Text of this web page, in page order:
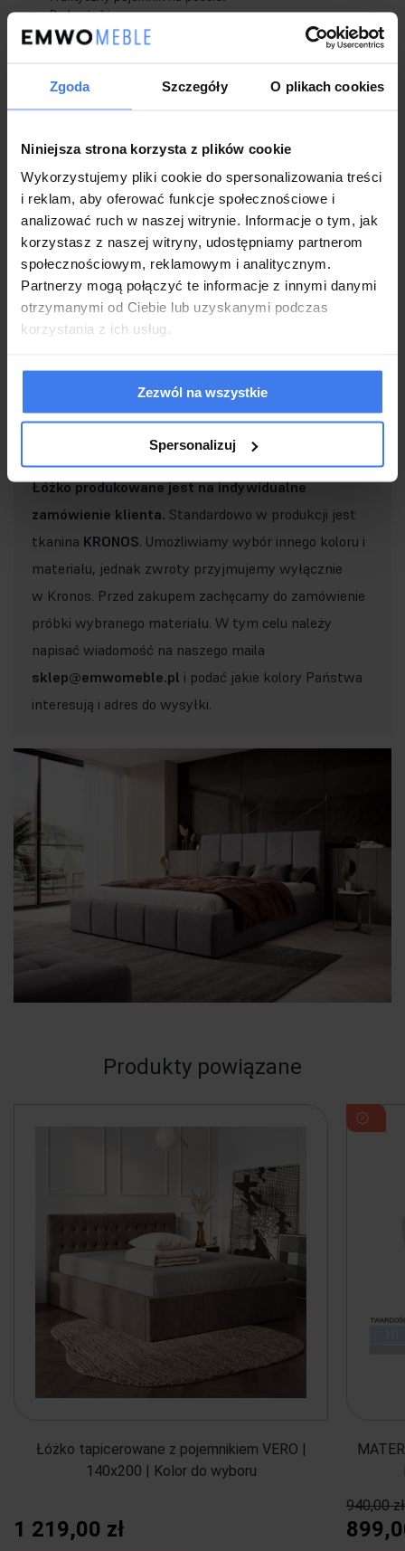
Zgoda Szczegóły O plikach cookies
Niniejsza strona korzysta z plików cookie
Wykorzystujemy pliki cookie do spersonalizowania treści
i reklam, aby oferować funkcje społecznościowe i
analizować ruch w naszej witrynie. Informacje o tym, jak
korzystasz z naszej witryny, udostępniamy partnerom
społecznościowym, reklamowym i analitycznym.
Partnerzy mogą połączyć te informacje z innymi danymi
otrzymanymi od Ciebie lub uzyskanymi podczas
korzystania z ich usług.
Zezwól na wszystkie
Spersonalizuj
Podnośniki gazowe
2 letnia gwarancja dla klientów będących konsumentami
Łóżko nowe, fabrycznie zapakowane, do samodzielnego
Ważne!
Łóżko produkowane jest na indywidualne
zamówienie klienta. Standardowo w produkcji jest
tkanina KRONOS. Umożliwiamy wybór innego koloru i
materiału, jednak zwroty przyjmujemy wyłącznie
w Kronos. Przed zakupem zachęcamy do zamówienie
próbki wybranego materiału. W tym celu należy
napisać wiadomość na naszego maila
sklep@emwomeble.pl i podać jakie kolory Państwa
interesują i adres do wysyłki.
Produkty powiązane
Łóżko tapicerowane z pojemnikiem VERO |
140x200 | Kolor do wyboru
1 219,00 zł
940,00 zł